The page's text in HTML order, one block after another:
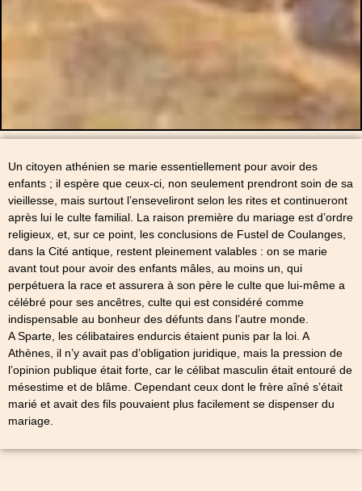
Un citoyen athénien se marie essentiellement pour avoir des
enfants ; il espère que ceux-ci, non seulement prendront soin de sa
vieillesse, mais surtout l’enseveliront selon les rites et continueront
après lui le culte familial. La raison première du mariage est d’ordre
religieux, et, sur ce point, les conclusions de Fustel de Coulanges,
dans la Cité antique, restent pleinement valables : on se marie
avant tout pour avoir des enfants mâles, au moins un, qui
perpétuera la race et assurera à son père le culte que lui-même a
célébré pour ses ancêtres, culte qui est considéré comme
indispensable au bonheur des défunts dans l’autre monde.
A Sparte, les célibataires endurcis étaient punis par la loi. A
Athènes, il n’y avait pas d’obligation juridique, mais la pression de
l’opinion publique était forte, car le célibat masculin était entouré de
mésestime et de blâme. Cependant ceux dont le frère aîné s’était
marié et avait des fils pouvaient plus facilement se dispenser du
mariage.